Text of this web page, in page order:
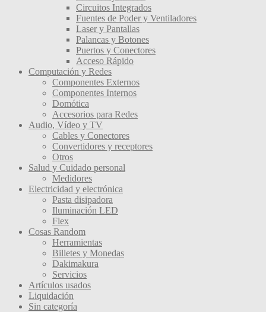
Circuitos Integrados
Fuentes de Poder y Ventiladores
Laser y Pantallas
Palancas y Botones
Puertos y Conectores
Acceso Rápido
Computación y Redes
Componentes Externos
Componentes Internos
Domótica
Accesorios para Redes
Audio, Vídeo y TV
Cables y Conectores
Convertidores y receptores
Otros
Salud y Cuidado personal
Medidores
Electricidad y electrónica
Pasta disipadora
Iluminación LED
Flex
Cosas Random
Herramientas
Billetes y Monedas
Dakimakura
Servicios
Artículos usados
Liquidación
Sin categoría